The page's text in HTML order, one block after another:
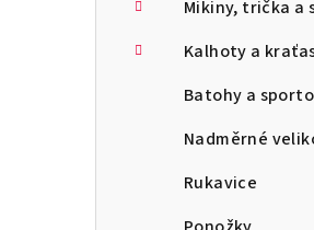
Mikiny, trička a
Kalhoty a
Batohy a
Nadměrné
Rukavice